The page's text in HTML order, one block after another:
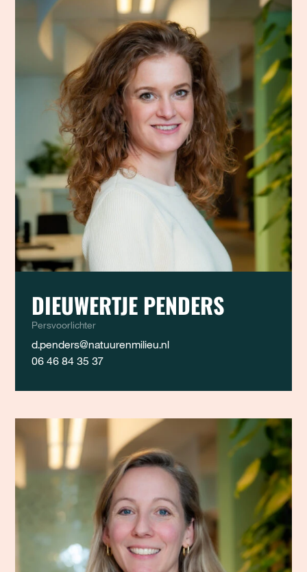
DIEUWERTJE PENDERS
Persvoorlichter
d.penders@natuurenmilieu.nl
06 46 84 35 37